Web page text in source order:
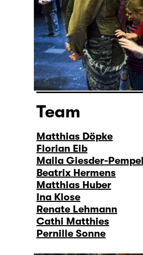
Team
Matthias Döpke
Florian Eib
Maila Giesder-
Beatrix Hermens
Matthias Huber
Ina Klose
Renate Lehmann
Cathi Matthies
Pernille Sonne